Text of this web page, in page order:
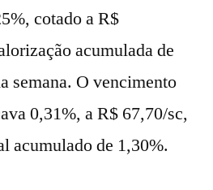
cotado a R$
acumulada de
semana. O vencimento
0,31%, a R$ 67,70/sc,
acumulado de 1,30%.